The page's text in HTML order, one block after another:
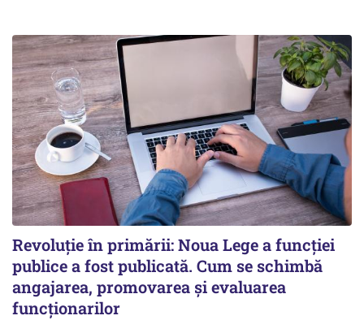
Revoluție în primării: Noua Lege a funcției
publice a fost publicată. Cum se schimbă
angajarea, promovarea și evaluarea
funcționarilor